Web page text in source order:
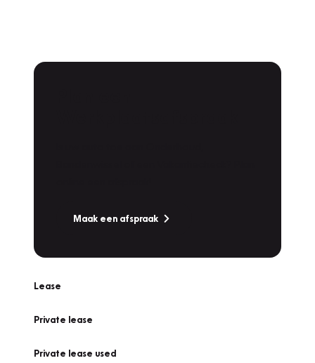
Maak een afspraak
Lease
Private lease
Private lease used